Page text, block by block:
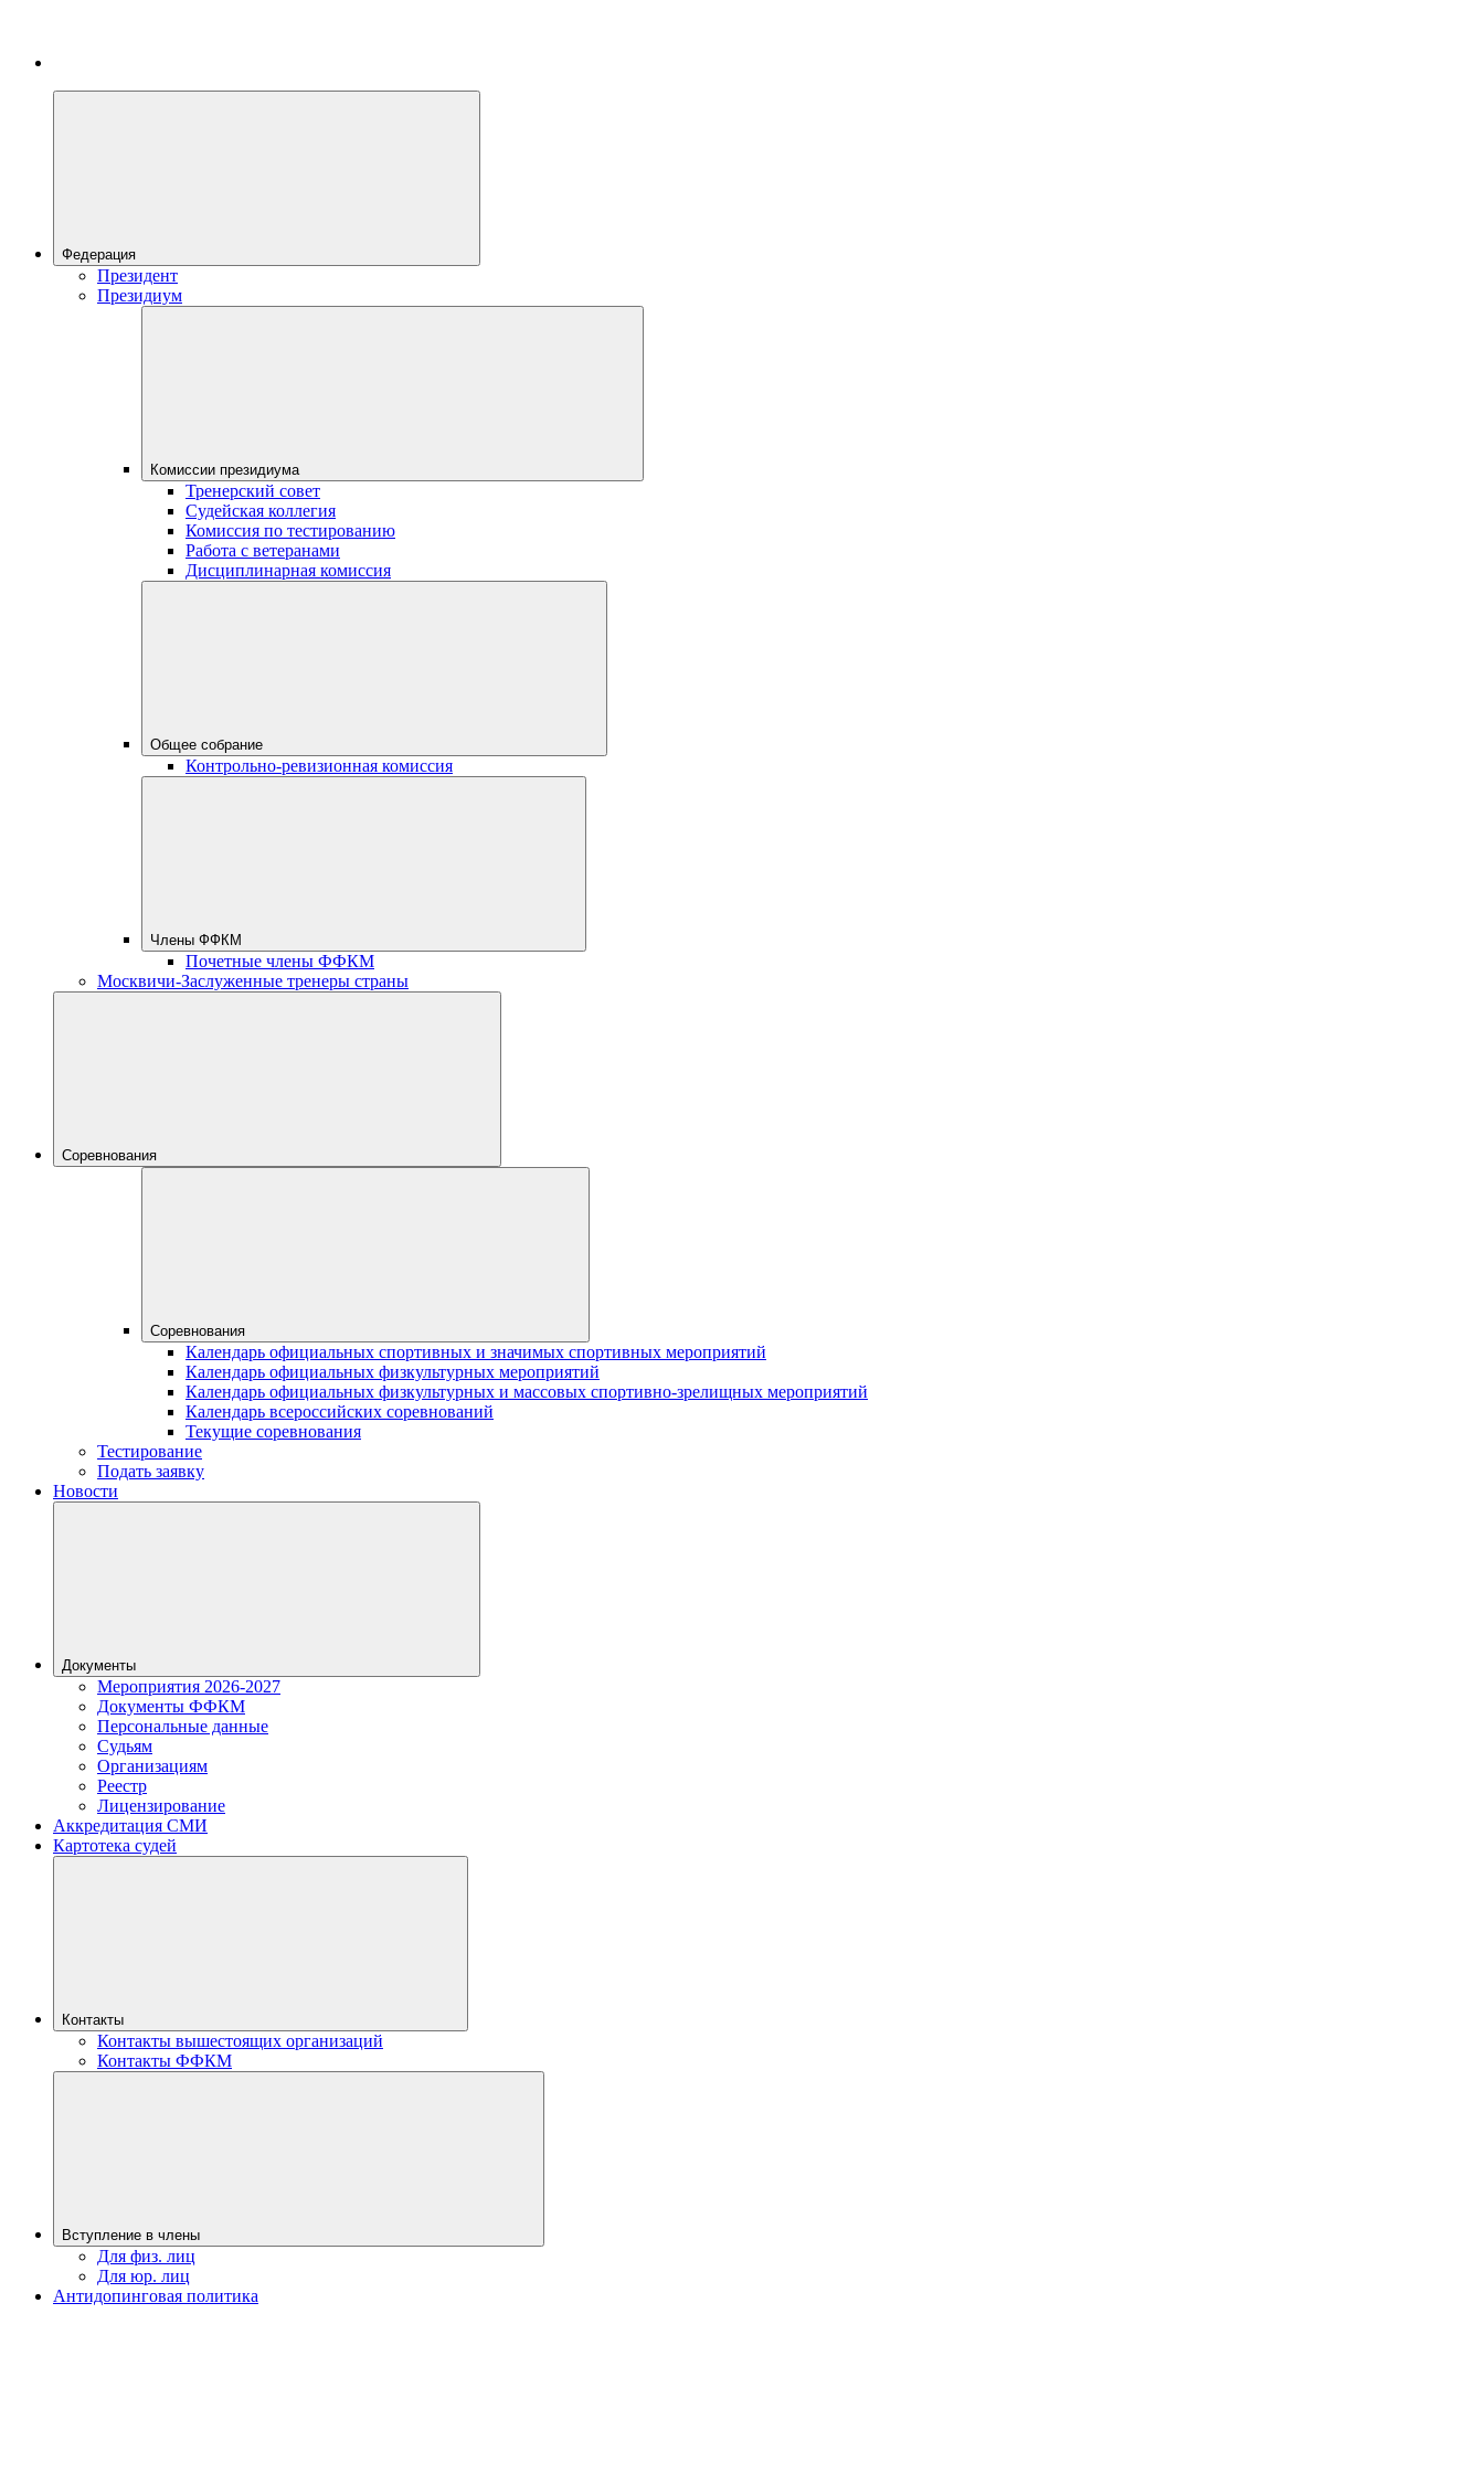
Федерация
Президент
Президиум
Комиссии президиума
Тренерский совет
Судейская коллегия
Комиссия по тестированию
Работа с ветеранами
Дисциплинарная комиссия
Общее собрание
Контрольно-ревизионная комиссия
Члены ФФКМ
Почетные члены ФФКМ
Москвичи-Заслуженные тренеры страны
Соревнования
Соревнования
Календарь официальных спортивных и значимых спортивных мероприятий
Календарь официальных физкультурных мероприятий
Календарь официальных физкультурных и массовых спортивно-зрелищных мероприятий
Календарь всероссийских соревнований
Текущие соревнования
Тестирование
Подать заявку
Новости
Документы
Мероприятия 2026-2027
Документы ФФКМ
Персональные данные
Судьям
Организациям
Реестр
Лицензирование
Аккредитация СМИ
Картотека судей
Контакты
Контакты вышестоящих организаций
Контакты ФФКМ
Вступление в члены
Для физ. лиц
Для юр. лиц
Антидопинговая политика